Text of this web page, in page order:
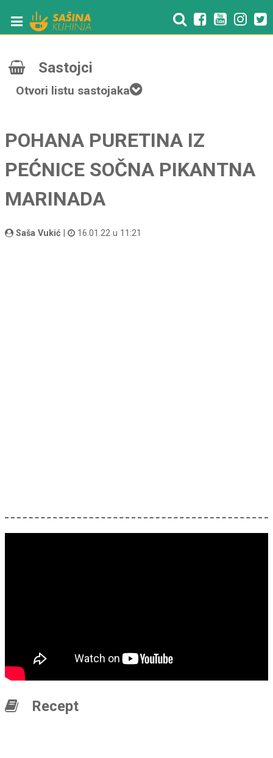
Sastojci
Otvori listu sastojaka
POHANA PURETINA IZ
PEĆNICE SOČNA PIKANTNA
MARINADA
Saša Vukić 16.01.22 u 11:21
Recept